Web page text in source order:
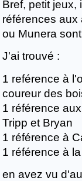
Bref, petit
références aux
ou Munera
J'ai trouvé :
1 reférence à
coureur des
1 référence
Tripp et Bryan
1 référence à
1 référence à
en avez vu